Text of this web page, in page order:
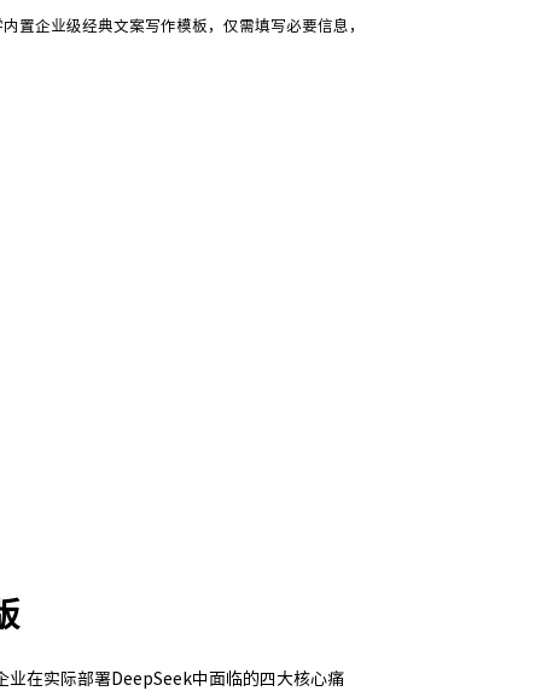
置企业级经典文案写作模板，仅需填写必要信息，
在实际部署DeepSeek中面临的四大核心痛